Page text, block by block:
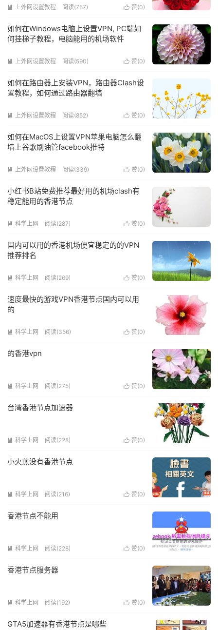
 赞(0)
 上外网设置教程 阅读(757)
如何在Windows电脑上设置VPN, PC端如
何挂梯子教程，电脑能用的机场软件
 赞(0)
 上外网设置教程 阅读(590)
如何在路由器上安装VPN，路由器Clash设
置教程，如何通过路由器翻墙
 赞(0)
 上外网设置教程 阅读(852)
如何在MacOS上设置VPN苹果电脑怎么翻
墙上谷歌刷油管facebook推特
 赞(0)
 上外网设置教程 阅读(339)
小红书B站免费推荐最好用的机场clash有
稳定能用的香港节点
 赞(0)
 科学上网 阅读(287)
国内可以用的香港机场便宜稳定的的VPN
推荐排名
 赞(0)
 科学上网 阅读(269)
速度最快的游戏VPN香港节点国内可以用
的
 赞(0)
 科学上网 阅读(356)
的香港vpn
 赞(0)
 科学上网 阅读(275)
台湾香港节点加速器
 赞(0)
 科学上网 阅读(228)
小火煎没有香港节点
 赞(0)
 科学上网 阅读(216)
香港节点不能用
 赞(0)
 科学上网 阅读(228)
香港节点服务器
 赞(0)
 科学上网 阅读(192)
GTA5加速器有香港节点是哪些